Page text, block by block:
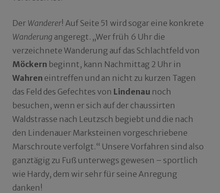
Der Wanderer! Auf Seite 51 wird sogar eine konkrete
Wanderung angeregt. „Wer früh 6 Uhr die
verzeichnete Wanderung auf das Schlachtfeld von
Möckern beginnt, kann Nachmittag 2 Uhr in
Wahren eintreffen und an nicht zu kurzen Tagen
das Feld des Gefechtes von Lindenau noch
besuchen, wenn er sich auf der chaussirten
Waldstrasse nach Leutzsch begiebt und die nach
den Lindenauer Marksteinen vorgeschriebene
Marschroute verfolgt.“ Unsere Vorfahren sind also
ganztägig zu Fuß unterwegs gewesen – sportlich
wie Hardy, dem wir sehr für seine Anregung
danken!